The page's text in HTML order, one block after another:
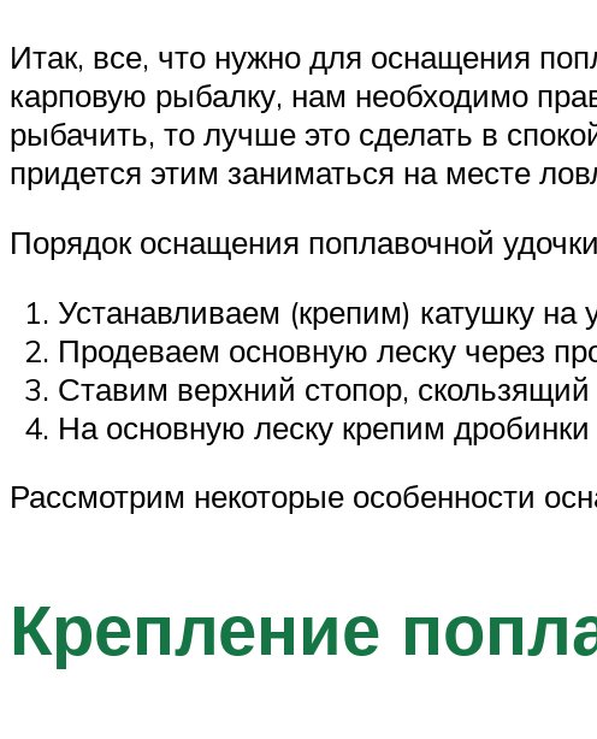
Итак, все, что нужно для оснащения
карповую рыбалку, нам необходимо
рыбачить, то лучше это сделать в
придется этим заниматься на месте
Порядок оснащения поплавочной
Устанавливаем (крепим) катушку
Продеваем основную леску через
Ставим верхний стопор,
На основную леску крепим
Рассмотрим некоторые особенности
Крепление